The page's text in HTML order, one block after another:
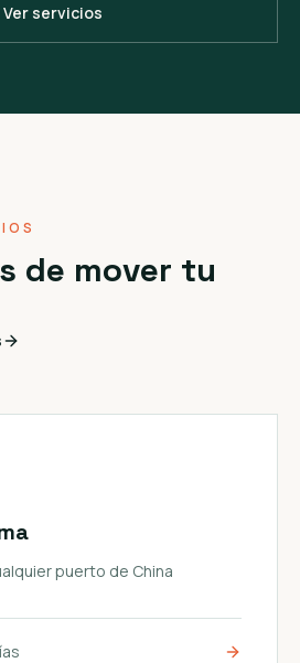
Ver servicios
de mover tu
puerto de China